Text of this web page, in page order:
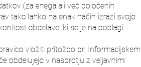
(za enega ali več določenih
tako lahko na enak način izrazi svojo
obdelave, ki se je na podlagi
vložiti pritožbo pri Informacijskem
obdelujejo v nasprotju z veljavnimi